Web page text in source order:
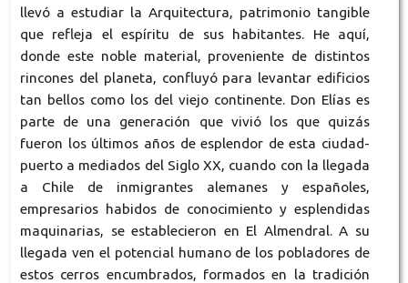
llevó a estudiar la Arquitectura, patrimonio tangible
que refleja el espíritu de sus habitantes. He aquí,
donde este noble material, proveniente de distintos
rincones del planeta, confluyó para levantar edificios
tan bellos como los del viejo continente. Don Elías es
parte de una generación que vivió los que quizás
fueron los últimos años de esplendor de esta ciudad-
puerto a mediados del Siglo XX, cuando con la llegada
a Chile de inmigrantes alemanes y españoles,
empresarios habidos de conocimiento y esplendidas
maquinarias, se establecieron en El Almendral. A su
llegada ven el potencial humano de los pobladores de
estos cerros encumbrados, formados en la tradición